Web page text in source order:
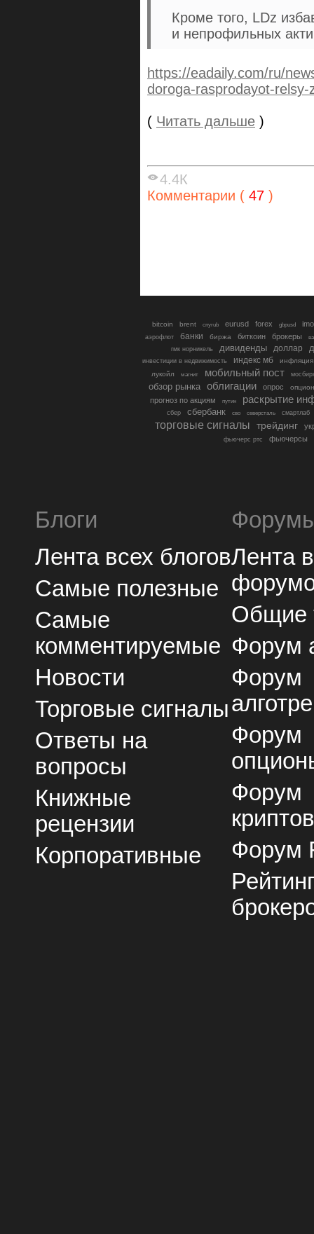
Кроме того, LDz
и непрофильных
https://eadaily.com/ru/
doroga-rasprodayot-
( Читать дальше )
4.4К
Комментарии ( 47 )
bitcoin brent cnyrub eurusd forex gbpusd
аэрофлот банки биржа биткоин брокеры
гмк норникель
дивиденды доллар
инвестиции в недвижимость индекс мб
инфляция
лукойл
магнит мобильный пост
обзор рынка облигации опрос
прогноз по акциям путин раскрытие
сбер сбербанк сво северсталь смартлаб
торговые сигналы трейдинг
фьючерс ртс фьючерсы
Блоги
Лента всех блогов
Самые полезные
Самые
комментируемые
Новости
Торговые сигналы
Ответы на
вопросы
Книжные
рецензии
Корпоративные
Лента
Общие
Форум
Форум
Форум
Форум
Форум